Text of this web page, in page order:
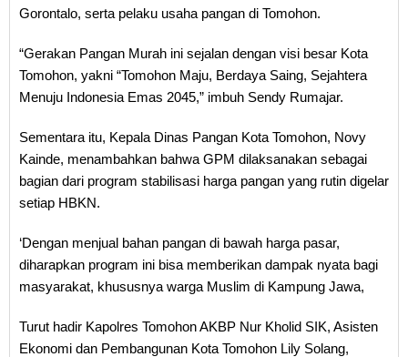
Gorontalo, serta pelaku usaha pangan di Tomohon.
“Gerakan Pangan Murah ini sejalan dengan visi besar Kota
Tomohon, yakni “Tomohon Maju, Berdaya Saing, Sejahtera
Menuju Indonesia Emas 2045,” imbuh Sendy Rumajar.
Sementara itu, Kepala Dinas Pangan Kota Tomohon, Novy
Kainde, menambahkan bahwa GPM dilaksanakan sebagai
bagian dari program stabilisasi harga pangan yang rutin digelar
setiap HBKN.
‘Dengan menjual bahan pangan di bawah harga pasar,
diharapkan program ini bisa memberikan dampak nyata bagi
masyarakat, khususnya warga Muslim di Kampung Jawa,
Turut hadir Kapolres Tomohon AKBP Nur Kholid SIK, Asisten
Ekonomi dan Pembangunan Kota Tomohon Lily Solang,